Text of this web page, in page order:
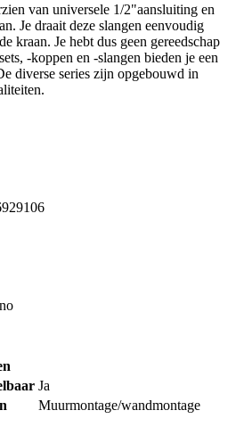
van universele 1/2"aansluiting en
Je draait deze slangen eenvoudig
kraan. Je hebt dus geen gereedschap
-koppen en -slangen bieden je een
diverse series zijn opgebouwd in
Ja
Muurmontage/wandmontage